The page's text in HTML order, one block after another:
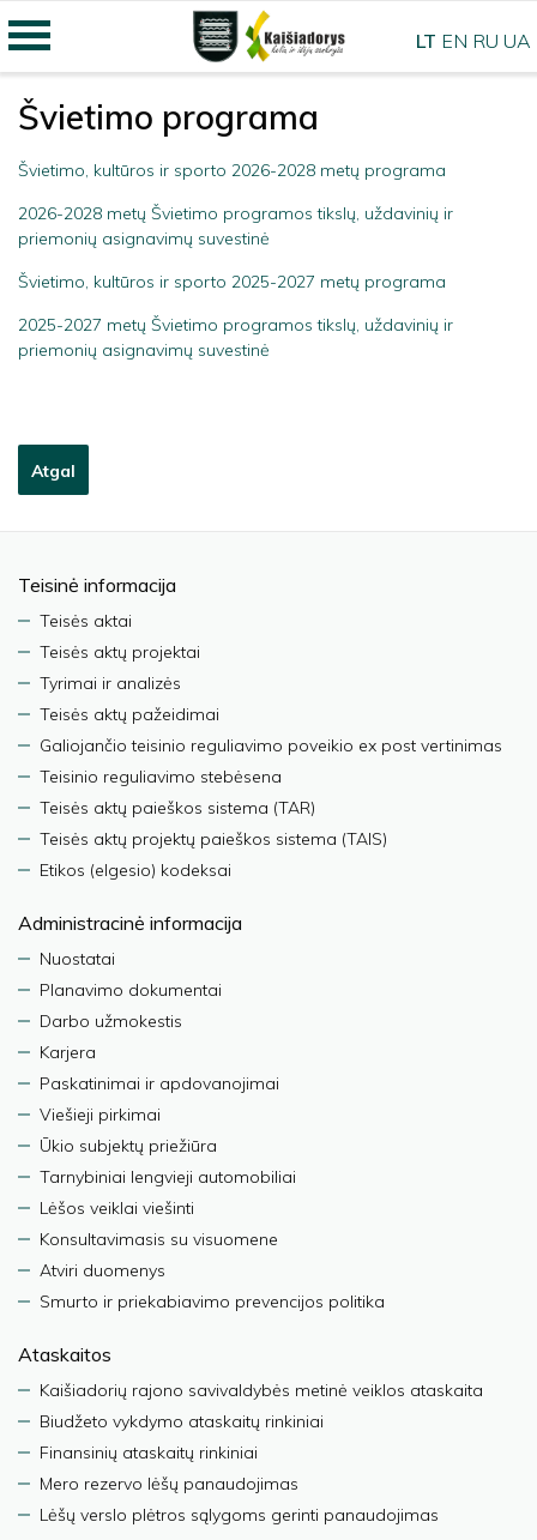
Švietimo programa
Švietimo, kultūros ir sporto 2026-2028 metų programa
2026-2028 metų Švietimo programos tikslų, uždavinių ir
priemonių asignavimų suvestinė
Švietimo, kultūros ir sporto 2025-2027 metų programa
2025-2027 metų Švietimo programos tikslų, uždavinių ir
priemonių asignavimų suvestinė
Atgal
Teisinė informacija
Teisės aktai
Teisės aktų projektai
Tyrimai ir analizės
Teisės aktų pažeidimai
Galiojančio teisinio reguliavimo poveikio ex post vertinimas
Teisinio reguliavimo stebėsena
Teisės aktų paieškos sistema (TAR)
Teisės aktų projektų paieškos sistema (TAIS)
Etikos (elgesio) kodeksai
Administracinė informacija
Nuostatai
Planavimo dokumentai
Darbo užmokestis
Karjera
Paskatinimai ir apdovanojimai
Viešieji pirkimai
Ūkio subjektų priežiūra
Tarnybiniai lengvieji automobiliai
Lėšos veiklai viešinti
Konsultavimasis su visuomene
Atviri duomenys
Smurto ir priekabiavimo prevencijos politika
Ataskaitos
Kaišiadorių rajono savivaldybės metinė veiklos ataskaita
Biudžeto vykdymo ataskaitų rinkiniai
Finansinių ataskaitų rinkiniai
Mero rezervo lėšų panaudojimas
Lėšų verslo plėtros sąlygoms gerinti panaudojimas
LT EN RU UA